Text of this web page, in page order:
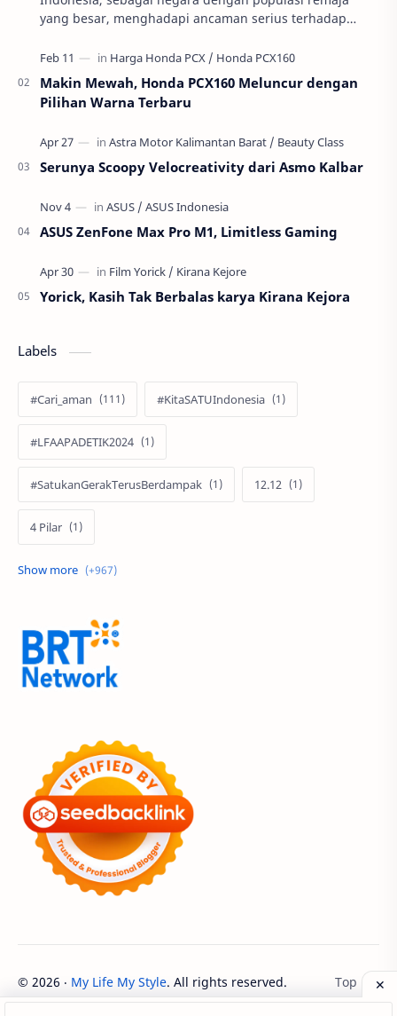
yang besar, menghadapi ancaman serius terhadap
per…
Makin Mewah, Honda PCX160 Meluncur dengan
Pilihan Warna Terbaru
Serunya Scoopy Velocreativity dari Asmo Kalbar
ASUS ZenFone Max Pro M1, Limitless Gaming
Yorick, Kasih Tak Berbalas karya Kirana Kejora
Labels
#Cari_aman #KitaSATUIndonesia
#LFAAPADETIK2024
#SatukanGerakTerusBerdampak 12.12
4 Pilar
60 Tahun
Acer Edu Tech 2024
Adira Finance
Adventorial Aedes Aegypti
AHASS Pontianak AHASS Siaga
AHDC 2026 AHM
AHM-TSC 2026 AHMBS AHRS
© 2026 ‧ My Life My Style. All rights reserved.